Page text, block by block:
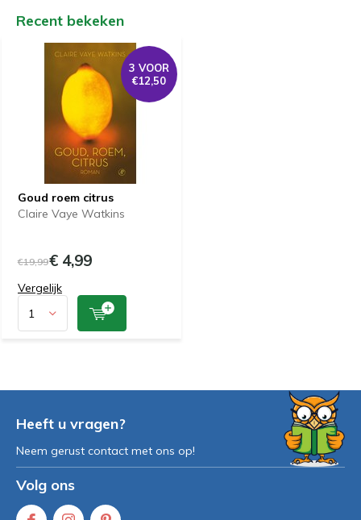
Recent bekeken
3 VOOR
€12,50
Goud roem citrus
Claire Vaye Watkins
€19,99€ 4,99
Vergelijk
Heeft u vragen?
Neem gerust contact met ons op!
Volg ons